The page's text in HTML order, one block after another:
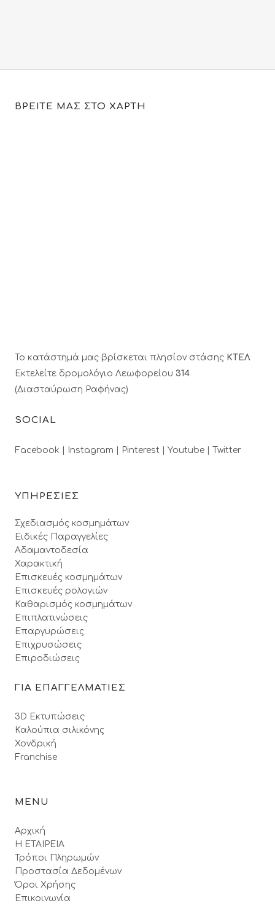
ΒΡΕΙΤΕ ΜΑΣ ΣΤΟ ΧΑΡΤΗ
Το κατάστημά μας βρίσκεται πλησίον στάσης ΚΤΕΛ
Εκτελείτε δρομολόγιο Λεωφορείου 314
(Διασταύρωση Ραφήνας)
SOCIAL
Facebook | Instagram | Pinterest | Youtube | Twitter
ΥΠΗΡΕΣΙΕΣ
Σχεδιασμός κοσμημάτων
Ειδικές Παραγγελίες
Αδαμαντοδεσία
Χαρακτική
Επισκευές κοσμημάτων
Επισκευές ρολογιών
Καθαρισμός κοσμημάτων
Επιπλατινώσεις
Επαργυρώσεις
Επιχρυσώσεις
Επιροδιώσεις
ΓΙΑ ΕΠΑΓΓΕΛΜΑΤΙΕΣ
3D Εκτυπώσεις
Καλούπια σιλικόνης
Χονδρική
Franchise
MENU
Αρχική
Η ΕΤΑΙΡΕΙΑ
Τρόποι Πληρωμών
Προστασία Δεδομένων
Όροι Xρήσης
Επικοινωνία